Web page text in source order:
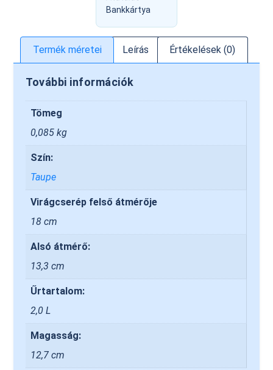
Bankkártya
Termék méretei Leírás Értékelések (0)
További információk
Tömeg
0,085 kg
Szín:
Taupe
Virágcserép felső átmérője
18 cm
Alsó átmérő:
13,3 cm
Űrtartalom:
2,0 L
Magasság:
12,7 cm